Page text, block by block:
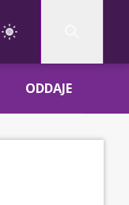
ODDAJE